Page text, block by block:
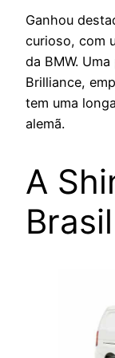
Ganhou
curioso, com
da BMW.
Brilliance,
tem uma
alemã.
A
Brasil